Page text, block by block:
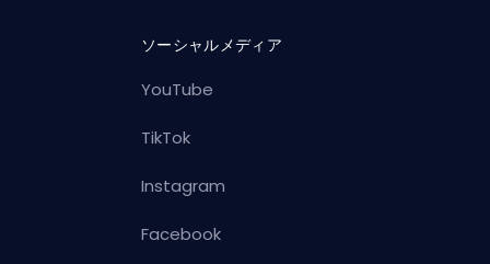
ソーシャルメディア
YouTube
TikTok
Instagram
Facebook